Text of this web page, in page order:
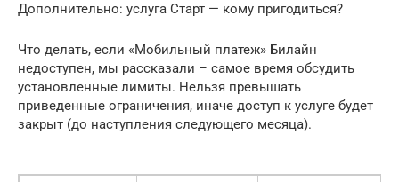
Дополнительно: услуга Старт — кому пригодиться?
Что делать, если «Мобильный платеж» Билайн
недоступен, мы рассказали – самое время обсудить
установленные лимиты. Нельзя превышать
приведенные ограничения, иначе доступ к услуге будет
закрыт (до наступления следующего месяца).